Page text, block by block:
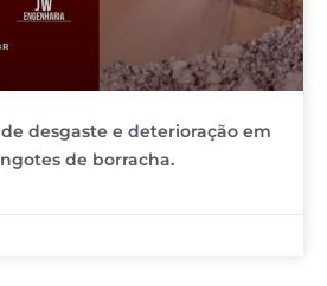
desgaste e deterioração em
de borracha.